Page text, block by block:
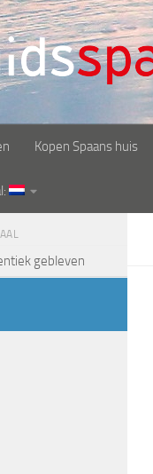
Kopen Spaans huis
gebleven